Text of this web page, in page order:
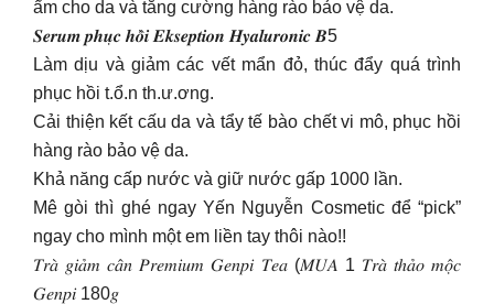
ẩm cho da và tăng cường hàng rào bảo vệ da.
𝑺𝒆𝒓𝒖𝒎 𝒑𝒉𝒖̣𝒄 𝒉𝒐̂̀𝒊 𝑬𝒌𝒔𝒆𝒑𝒕𝒊𝒐𝒏 𝑯𝒚𝒂𝒍𝒖𝒓𝒐𝒏𝒊𝒄 𝑩5
Làm dịu và giảm các vết mẩn đỏ, thúc đẩy quá trình
phục hồi t.ổ.n th.ư.ơng.
Cải thiện kết cấu da và tẩy tế bào chết vi mô, phục hồi
hàng rào bảo vệ da.
Khả năng cấp nước và giữ nước gấp 1000 lần.
Mê gòi thì ghé ngay Yến Nguyễn Cosmetic để “pick”
ngay cho mình một em liền tay thôi nào!!
𝑇𝑟𝑎̀ 𝑔𝑖𝑎̉𝑚 𝑐𝑎̂𝑛 𝑃𝑟𝑒𝑚𝑖𝑢𝑚 𝐺𝑒𝑛𝑝𝑖 𝑇𝑒𝑎 (𝑀𝑈𝐴 1 𝑇𝑟𝑎̀ 𝑡ℎ𝑎̉𝑜 𝑚𝑜̣̂𝑐
𝐺𝑒𝑛𝑝𝑖 180𝑔